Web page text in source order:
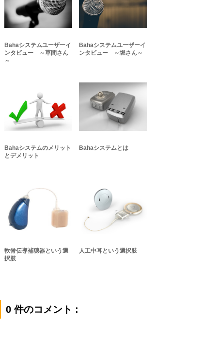
Bahaシステムユーザーイ
ンタビュー ～草間さん
～
Bahaシステムユーザーイ
ンタビュー ～堀さん～
Bahaシステムのメリット
とデメリット
Bahaシステムとは
軟骨伝導補聴器という選
択肢
人工中耳という選択肢
0 件のコメント :